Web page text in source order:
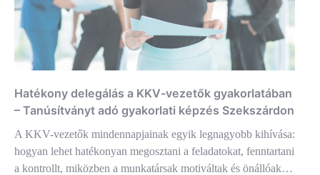
Hatékony delegálás a KKV-vezetők gyakorlatában
– Tanúsítványt adó gyakorlati képzés Szekszárdon
A KKV-vezetők mindennapjainak egyik legnagyobb kihívása:
hogyan lehet hatékonyan megosztani a feladatokat, fenntartani
a kontrollt, miközben a munkatársak motiváltak és önállóak…